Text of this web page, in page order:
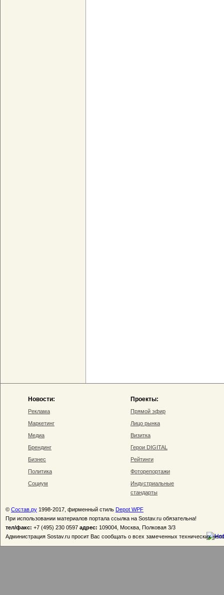
Новости:
Реклама
Маркетинг
Медиа
Брендинг
Бизнес
Политика
Социум
Проекты:
Прямой эфир
Лицо рынка
Визитка
Герои DIGITAL
Рейтинги
Фоторепортажи
Индустриальные
стандарты
© Состав.ру 1998-2017, фирменный стиль Depot WPF
При использовании материалов портала ссылка на Sostav.ru обязательна!
тел/факс: +7 (495) 230 0597 адрес: 109004, Москва, Полковая 3/3
Администрация Sostav.ru просит Вас сообщать о всех замеченных технических